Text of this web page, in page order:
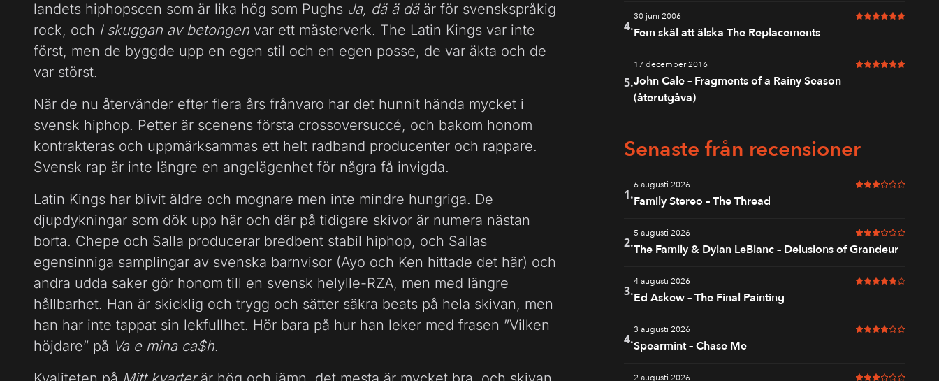
landets hiphopscen som är lika hög som Pughs Ja, dä ä däär för svenskspråkig
rock, och I skuggan av betongen var ett mästerverk. The Latin Kings var inte
först, men de byggde upp en egen stil och en egen posse, de var äkta och de
var störst.
När de nu återvänder efter flera års frånvaro har det hunnit hända mycket i
svensk hiphop. Petter är scenens första crossoversuccé, och bakom honom
kontrakteras och uppmärksammas ett helt radband producenter och rappare.
Svensk rap är inte längre en angelägenhet för några få invigda.
Latin Kings har blivit äldre och mognare men inte mindre hungriga. De
djupdykningar som dök upp här och där på tidigare skivor är numera nästan
borta. Chepe och Salla producerar bredbent stabil hiphop, och Sallas
egensinniga samplingar av svenska barnvisor (Ayo och Ken hittade det här) och
andra udda saker gör honom till en svensk helylle-RZA, men med längre
hållbarhet. Han är skicklig och trygg och sätter säkra beats på hela skivan, men
han har inte tappat sin lekfullhet. Hör bara på hur han leker med frasen ”Vilken
höjdare” på Va e mina ca$h.
4.
30 juni 2006 6 av 6 i betyg
Fem skäl att älska The Replacements
5.
17 december 2016 6 av 6 i betyg
John Cale – Fragments of a Rainy Season
(återutgåva)
Senaste från recensioner
1.
6 augusti 2026 3 av 6 i betyg
Family Stereo – The Thread
2.
5 augusti 2026 3 av 6 i betyg
The Family & Dylan LeBlanc – Delusions of Grandeur
3.
4 augusti 2026 5 av 6 i betyg
Ed Askew – The Final Painting
4.
3 augusti 2026 4 av 6 i betyg
Spearmint – Chase Me
2 augusti 2026